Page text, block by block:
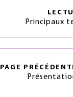
Principaux
PAGE